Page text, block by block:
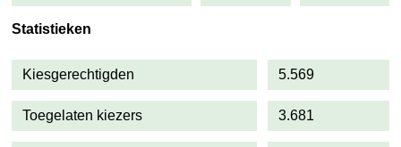
Statistieken
Kiesgerechtigden 5.569
Toegelaten kiezers 3.681